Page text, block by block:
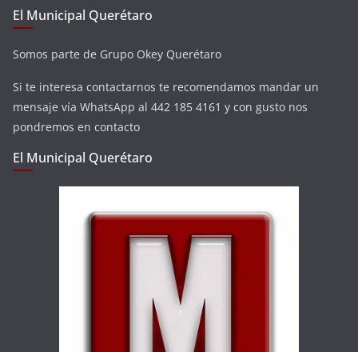
El Municipal Querétaro
Somos parte de Grupo Okey Querétaro
Si te interesa contactarnos te recomendamos mandar un
mensaje vía WhatsApp al 442 185 4161 y con gusto nos
pondremos en contacto
El Municipal Querétaro